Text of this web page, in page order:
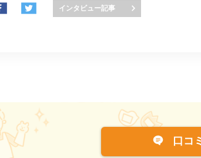
インタビュー記事
口コ